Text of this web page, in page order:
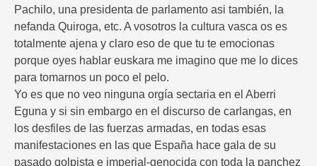
Pachilo, una presidenta de parlamento asi también, la
nefanda Quiroga, etc. A vosotros la cultura vasca os es
totalmente ajena y claro eso de que tu te emocionas
porque oyes hablar euskara me imagino que me lo dices
para tomarnos un poco el pelo.
Yo es que no veo ninguna orgía sectaria en el Aberri
Eguna y si sin embargo en el discurso de carlangas, en
los desfiles de las fuerzas armadas, en todas esas
manifestaciones en las que España hace gala de su
pasado golpista e imperial-genocida con toda la panchez